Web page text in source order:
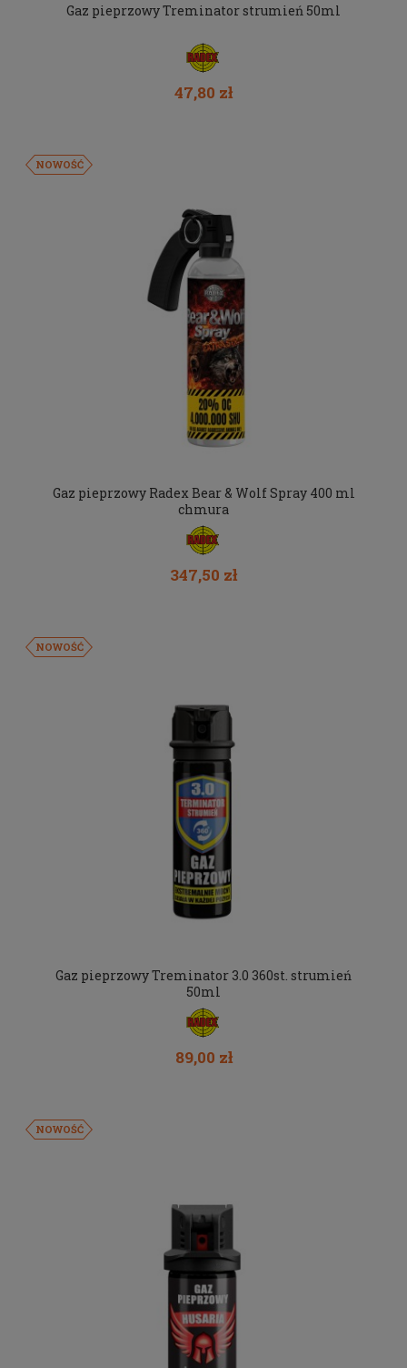
Gaz pieprzowy Treminator strumień 50ml
47,80 zł
Gaz pieprzowy Radex Bear & Wolf Spray 400 ml
chmura
347,50 zł
NOWOŚĆ
Gaz pieprzowy Treminator 3.0 360st. strumień
50ml
89,00 zł
NOWOŚĆ
NOWOŚĆ